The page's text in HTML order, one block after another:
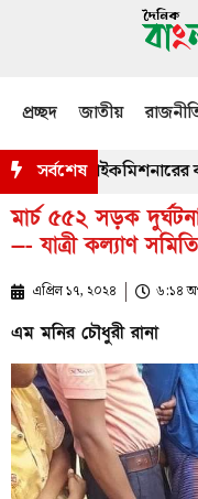
প্রচ্ছদ জাতীয়
সর্বশেষ
হাইকমিশনারের
মার্চ ৫৫২ সড়ক
—- যাত্রী কল্যাণ
এপ্রিল ১৭, ২০২৪ ৬:১৪
এম মনির চৌধুরী রানা